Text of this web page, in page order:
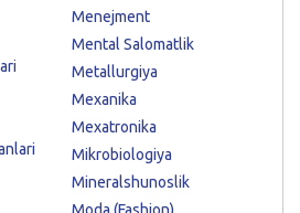
Menejment
Mental Salomatlik
Metallurgiya
Mexanika
Mexatronika
Mikrobiologiya
Mineralshunoslik